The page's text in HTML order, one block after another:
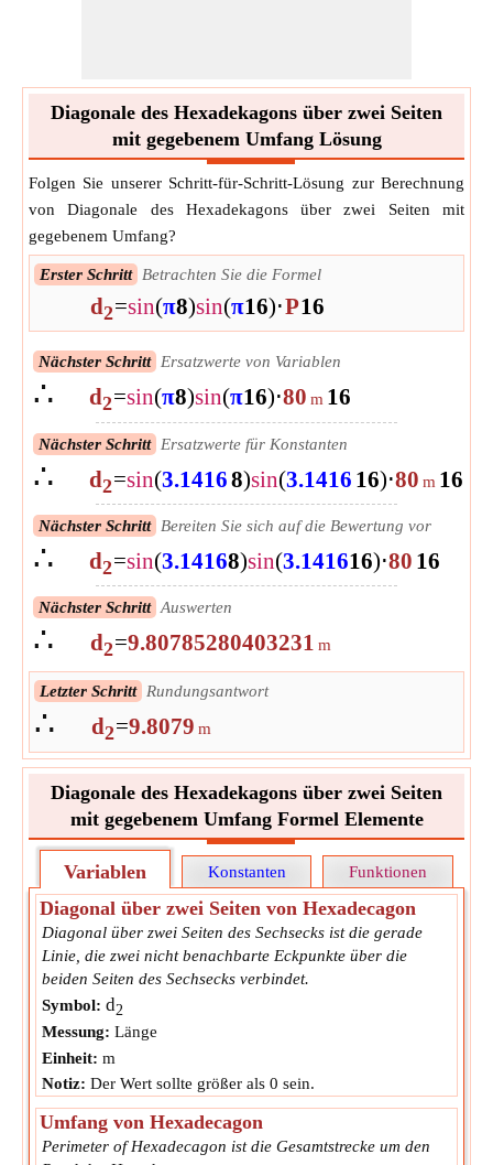
Diagonale des Hexadekagons über zwei Seiten
mit gegebenem Umfang Lösung
Folgen Sie unserer Schritt-für-Schritt-Lösung zur Berechnung
von Diagonale des Hexadekagons über zwei Seiten mit
gegebenem Umfang?
Erster Schritt Betrachten Sie die Formel
d2=sin(π8)sin(π16)⋅P16
Nächster Schritt Ersatzwerte von Variablen
∴ d2=sin(π8)sin(π16)⋅80 m 16
Nächster Schritt Ersatzwerte für Konstanten
∴ d2=sin(3.14168)sin(3.1416 16)⋅80 m 16
Nächster Schritt Bereiten Sie sich auf die Bewertung vor
∴ d2=sin(3.14168)sin(3.141616)⋅80 16
Nächster Schritt Auswerten
∴ d2=9.80785280403231 m
Letzter Schritt Rundungsantwort
∴ d2=9.8079 m
Diagonale des Hexadekagons über zwei Seiten
mit gegebenem Umfang Formel Elemente
Variablen Konstanten Funktionen
Diagonal über zwei Seiten von Hexadecagon
Diagonal über zwei Seiten des Sechsecks ist die gerade
Linie, die zwei nicht benachbarte Eckpunkte über die
beiden Seiten des Sechsecks verbindet.
Symbol: d2
Messung: Länge
Einheit: m
Notiz: Der Wert sollte größer als 0 sein.
Umfang von Hexadecagon
Perimeter of Hexadecagon ist die Gesamtstrecke um den